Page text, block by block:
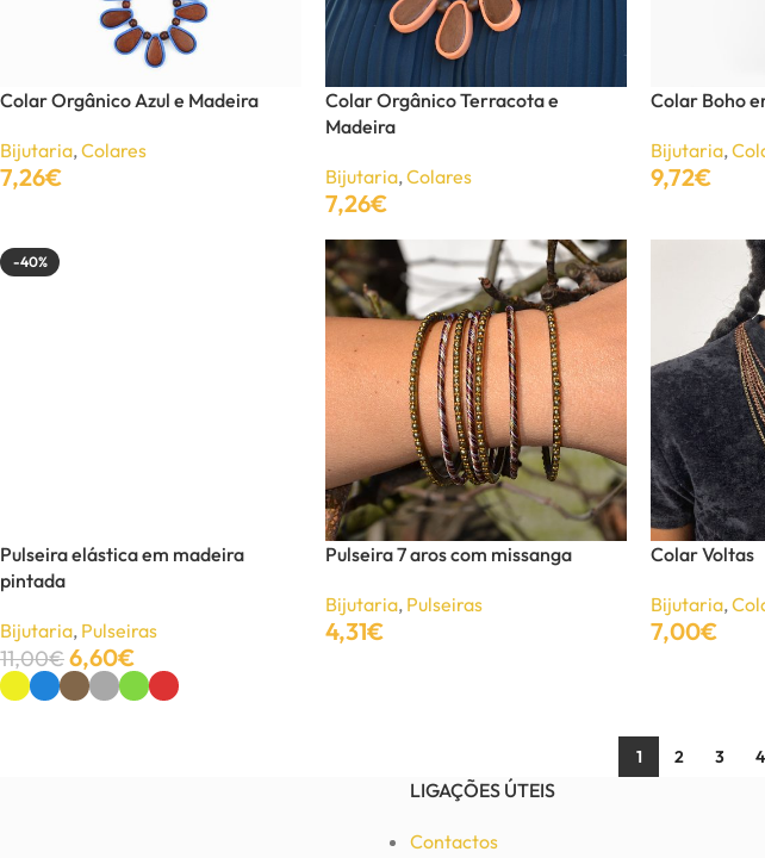
UNISSEXO
Anéis
Pulseiras
Anel de Metal Coração
Colar Orgânico Azul e Madeira
Bijutaria, Colares
7,26€
Colar Orgânico Terracota e
Madeira
Bijutaria, Colares
7,26€
Colar Boho
Bijutaria,
9,72€
-40%
Pulseira elástica em madeira
pintada
Bijutaria, Pulseiras
11,00€6,60€
Ver Opções
Pulseira 7 aros com missanga
Bijutaria, Pulseiras
4,31€
Colar Voltas
Bijutaria,
7,00€
1 2 3 4
LIGAÇÕES ÚTEIS
Contactos